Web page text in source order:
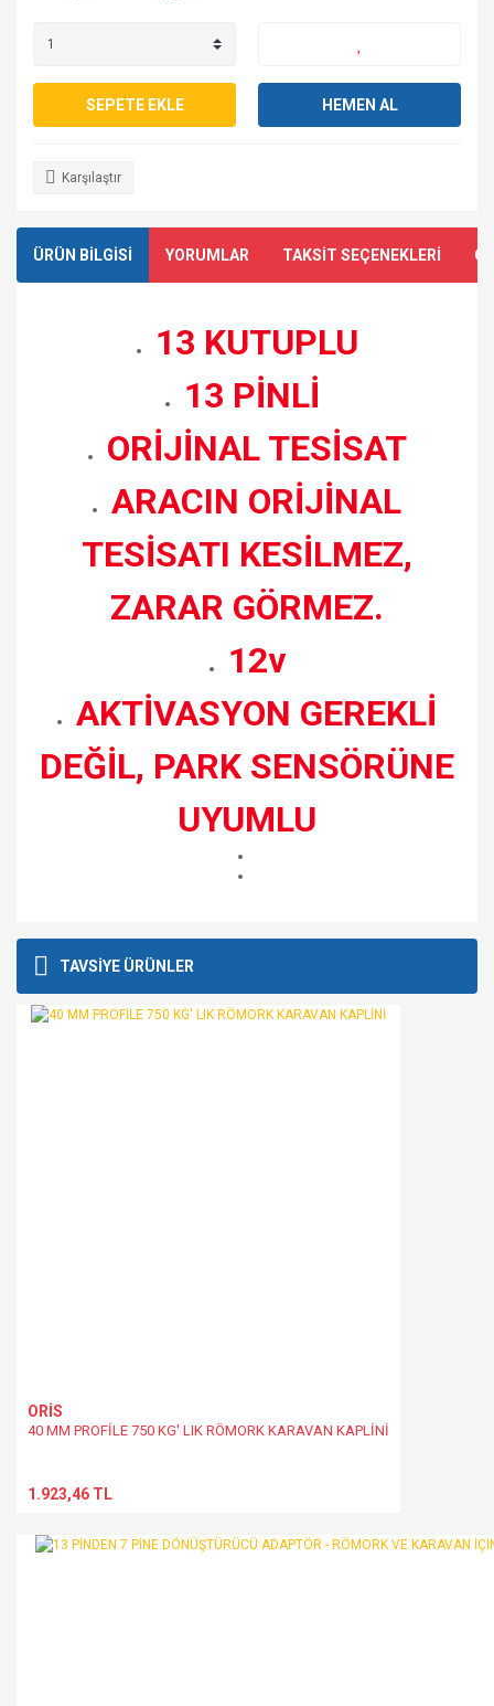
SEPETE EKLE HEMEN AL
Karşılaştır
ÜRÜN BİLGİSİ YORUMLAR TAKSİT SEÇENEKLERİ
13 KUTUPLU
13 PİNLİ
ORİJİNAL TESİSAT
ARACIN ORİJİNAL
TESİSATI KESİLMEZ,
ZARAR GÖRMEZ.
12v
AKTİVASYON GEREKLİ
DEĞİL, PARK SENSÖRÜNE
UYUMLU
Bu ürüne ilk yorumu siz yapın!
kullanarak tarafımıza iletebilirsiniz.
Görüş ve önerileriniz için teşekkür ederiz.
TAVSİYE ÜRÜNLER
ORİS
40 MM PROFİLE 750 KG' LIK RÖMORK KARAVAN KAPLİNİ
1.923,46 TL